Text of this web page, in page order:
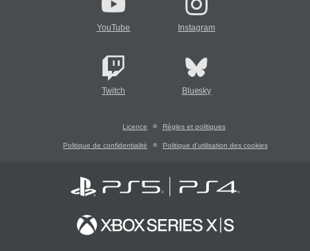
YouTube Instagram
Twitch Bluesky
Licence Règles et politiques
Politique de confidentialité Politique d'utilisation des cookies